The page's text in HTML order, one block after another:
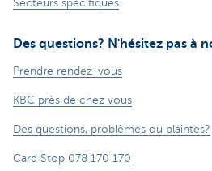
Secteurs spécifiques
Des questions? N'hésitez pas à
Prendre rendez-vous
KBC près de chez vous
Des questions, problèmes ou plaintes?
Card Stop 078 170 170